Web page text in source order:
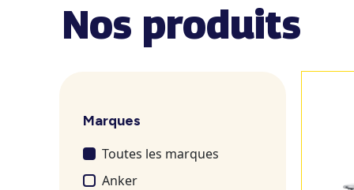
Nos produits
Marques
Toutes les marques
Anker